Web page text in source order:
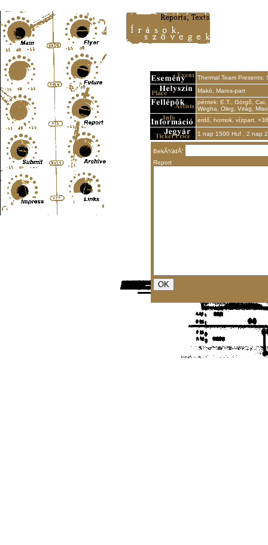
Thermal Team Presents:
Makó, Maros-part
péntek: E.T., Görgő, Cai,
Wegha, Oleg, Virág,
erdő, homok, vízpart.
1 nap 1500 Huf , 2 nap
BekÃ¼ldÅ‘
Report